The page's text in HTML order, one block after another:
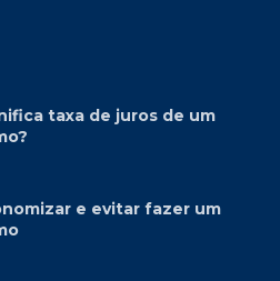
taxa de juros de um
e evitar fazer um